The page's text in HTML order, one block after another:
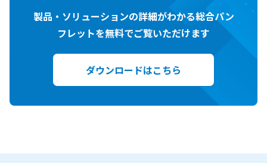
製品・ソリューションの詳細がわかる総合パン
フレットを無料でご覧いただけます
ダウンロードはこちら